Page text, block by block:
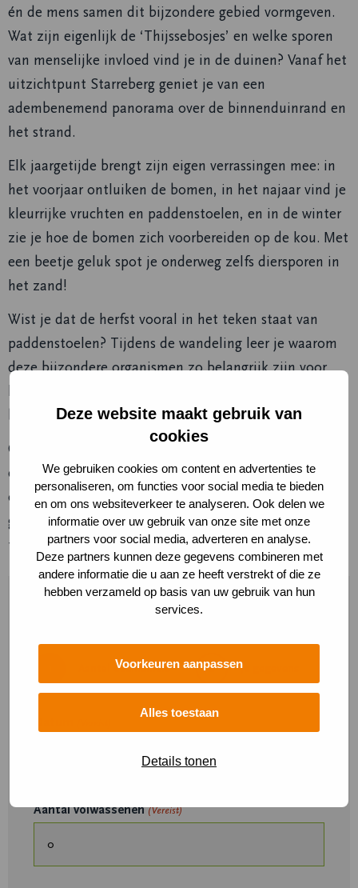
Deze website maakt gebruik van
cookies
We gebruiken cookies om content en advertenties te
personaliseren, om functies voor social media te bieden
en om ons websiteverkeer te analyseren. Ook delen we
informatie over uw gebruik van onze site met onze
partners voor social media, adverteren en analyse.
Deze partners kunnen deze gegevens combineren met
andere informatie die u aan ze heeft verstrekt of die ze
hebben verzameld op basis van uw gebruik van hun
services.
Voorkeuren aanpassen
Alles toestaan
Details tonen
én de mens samen dit bijzondere gebied vormgeven.
Wat zijn eigenlijk de ‘Thijssebosjes’ en welke sporen
van menselijke invloed vind je in de duinen? Vanaf het
uitzichtpunt Starreberg geniet je van een
adembenemend panorama over de binnenduinrand en
het strand.
Elk jaargetijde brengt zijn eigen verrassingen mee: in
het voorjaar ontluiken de bomen, in het najaar vind je
kleurrijke vruchten en paddenstoelen, en in de winter
zie je hoe de bomen zich voorbereiden op de kou. Met
een beetje geluk spot je onderweg zelfs diersporen in
het zand!
Wist je dat de herfst vooral in het teken staat van
paddenstoelen? Tijdens de wandeling leer je waarom
deze bijzondere organismen zo belangrijk zijn voor
het ecosysteem en hoe ze het duinlandschap helpen
bloeien.
Ontdek de geschiedenis van de duinen, hun ontstaan
en de veranderingen die het gebied in de afgelopen
eeuw heeft doorgemaakt. Beleef de natuur, de
geschiedenis en het landschap in één inspirerende
tocht rondom de Oosterplas!
Reserveer deze activiteit
Aantal deelnemers 2 Je gegevens
Aantal volwassenen (Vereist)